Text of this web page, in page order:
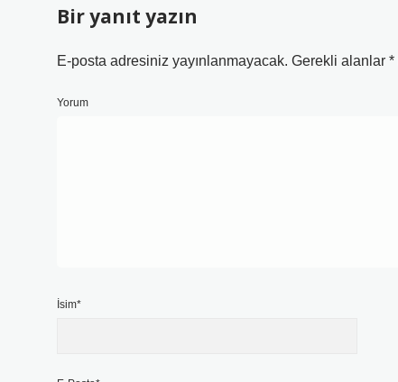
Bir yanıt yazın
E-posta adresiniz yayınlanmayacak. Gerekli alanlar *
Yorum
İsim*